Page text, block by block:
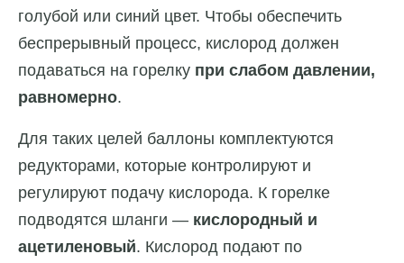
голубой или синий цвет. Чтобы обеспечить
беспрерывный процесс, кислород должен
подаваться на горелку при слабом давлении,
равномерно.
Для таких целей баллоны комплектуются
редукторами, которые контролируют и
регулируют подачу кислорода. К горелке
подводятся шланги — кислородный и
ацетиленовый. Кислород подают по